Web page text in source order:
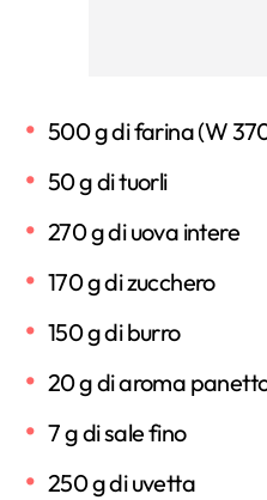
500 g di farina (W
50 g di tuorli
270 g di uova intere
170 g di zucchero
150 g di burro
20 g di aroma
7 g di sale fino
250 g di uvetta